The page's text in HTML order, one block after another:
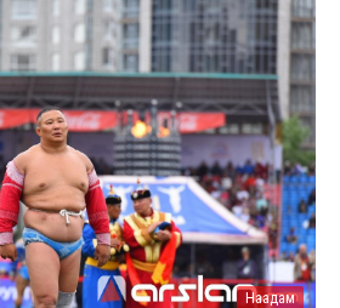
Наадам